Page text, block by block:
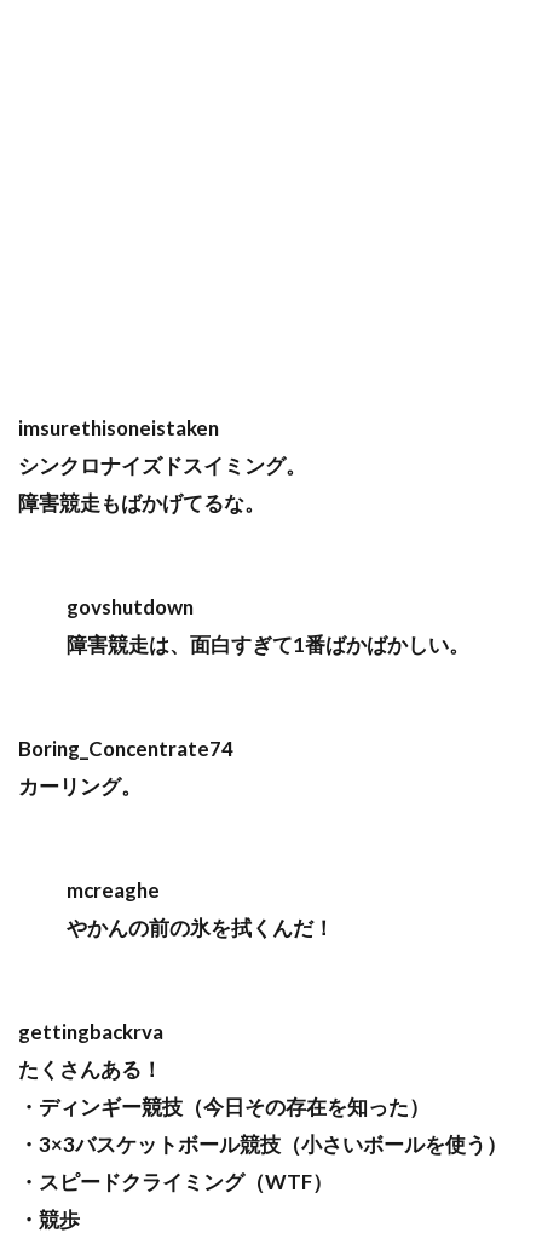
imsurethisoneistaken
シンクロナイズドスイミング。
障害競走もばかげてるな。
govshutdown
障害競走は、面白すぎて1番ばかばかしい。
Boring_Concentrate74
カーリング。
mcreaghe
やかんの前の氷を拭くんだ！
gettingbackrva
たくさんある！
・ディンギー競技（今日その存在を知った）
・3×3バスケットボール競技（小さいボールを使う）
・スピードクライミング（WTF）
・競歩